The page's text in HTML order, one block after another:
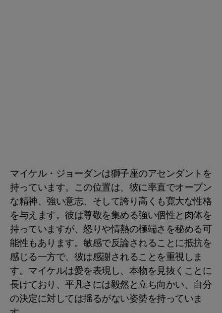
マイケル・ジョーダンは獅子座のアセンダントを
持っています。この位置は、彼に率直でオープン
な精神、強い意志、そして誇り高くも寛大な性格
を与えます。彼は尊敬を集める強い個性と肉体を
持っていますが、怒りや情熱の極端さを秘める可
能性もあります。敏感で反論されることに抵抗を
感じる一方で、彼は感謝されることを重視しま
す。マイケルは愛を表現し、本物を見抜くことに
長けており、平凡さには毅然と立ち向かい、自分
の決定に対しては揺るがない姿勢を持っていま